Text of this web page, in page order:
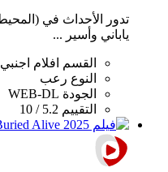
ياباني وأسير ...
القسم
افلام اجنبي
النوع رعب
الجودة WEB-DL
التقييم 5.2 / 10